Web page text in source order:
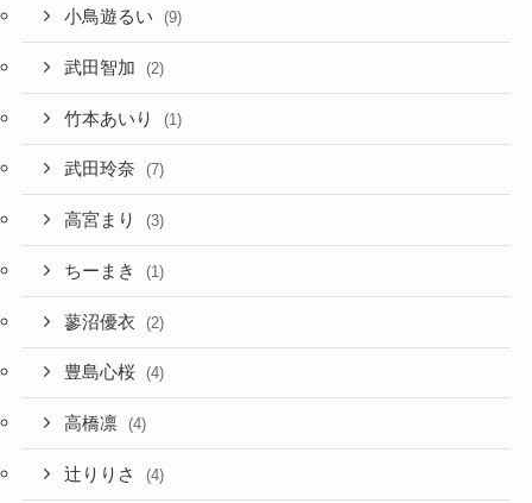
小鳥遊るい (9)
武田智加 (2)
竹本あいり (1)
武田玲奈 (7)
高宮まり (3)
ちーまき (1)
蓼沼優衣 (2)
豊島心桜 (4)
高橋凛 (4)
辻りりさ (4)